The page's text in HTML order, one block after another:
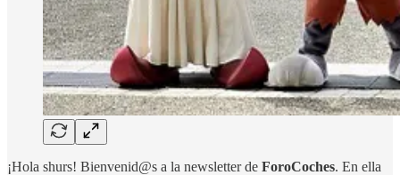
¡Hola shurs! Bienvenid@s a la newsletter de ForoCoches. En ella